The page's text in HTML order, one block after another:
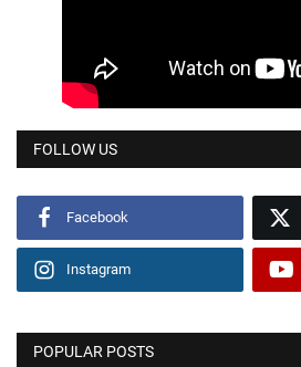
FOLLOW US
Facebook
Instagram
POPULAR POSTS